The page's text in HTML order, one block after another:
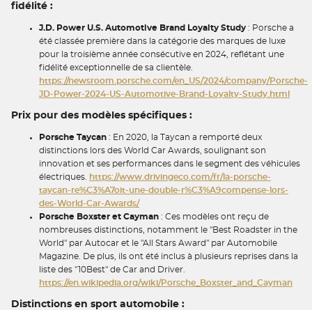
fidélité :
J.D. Power U.S. Automotive Brand Loyalty Study : Porsche a
été classée première dans la catégorie des marques de luxe
pour la troisième année consécutive en 2024, reflétant une
fidélité exceptionnelle de sa clientèle.
https://newsroom.porsche.com/en_US/2024/company/Porsche-
JD-Power-2024-US-Automotive-Brand-Loyalty-Study.html
Prix pour des modèles spécifiques :
Porsche Taycan : En 2020, la Taycan a remporté deux
distinctions lors des World Car Awards, soulignant son
innovation et ses performances dans le segment des véhicules
électriques.
https://www.drivingeco.com/fr/la-porsche-
taycan-re%C3%A7oit-une-double-r%C3%A9compense-lors-
des-World-Car-Awards/
Porsche Boxster et Cayman : Ces modèles ont reçu de
nombreuses distinctions, notamment le "Best Roadster in the
World" par Autocar et le "All Stars Award" par Automobile
Magazine. De plus, ils ont été inclus à plusieurs reprises dans la
liste des "10Best" de Car and Driver.
https://en.wikipedia.org/wiki/Porsche_Boxster_and_Cayman
Distinctions en sport automobile :